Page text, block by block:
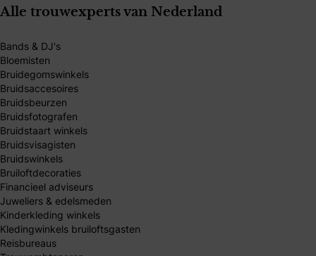
Alle trouwexperts van Nederland
Bands & DJ's
Bloemisten
Bruidegomswinkels
Bruidsaccesoires
Bruidsbeurzen
Bruidsfotografen
Bruidstaart winkels
Bruidsvisagisten
Bruidswinkels
Bruiloftdecoraties
Financieel adviseurs
Juweliers & edelsmeden
Kinderkleding winkels
Kledingwinkels bruiloftsgasten
Reisbureaus